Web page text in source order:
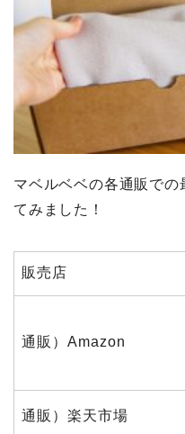
マベルベベの各通販で
てみました！
販売店
通販）Amazon
通販）楽天市場